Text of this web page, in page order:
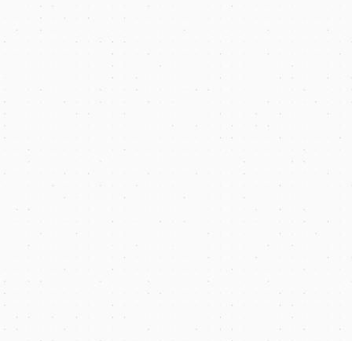
Pomagamy firmom B2B i B2C budować
profesjonalny wizerunek i osiągać mierzalne wyniki
dzięki intuicyjnym stronom WordPress.
DJF Solicitors
Szybka, nowoczesna i responsywna
strona internetowa dla wiodącej
krajowej kancelarii prawnej.